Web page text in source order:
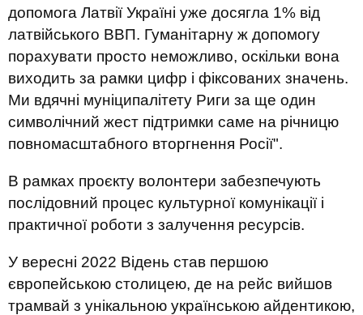
допомога Латвії Україні уже досягла 1% від
латвійського ВВП. Гуманітарну ж допомогу
порахувати просто неможливо, оскільки вона
виходить за рамки цифр і фіксованих значень.
Ми вдячні муніципалітету Риги за ще один
символічний жест підтримки саме на річницю
повномасштабного вторгнення Росії".
В рамках проєкту волонтери забезпечують
послідовний процес культурної комунікації і
практичної роботи з залучення ресурсів.
У вересні 2022 Відень став першою
європейською столицею, де на рейс вийшов
трамвай з унікальною українською айдентикою,